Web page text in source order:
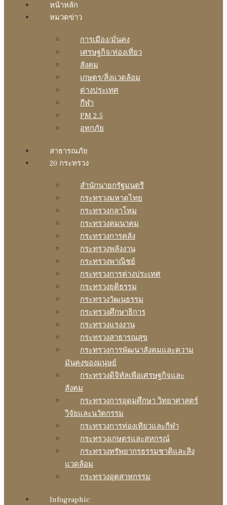
หน้าหลัก
หมวดข่าว
การเมือง/มั่นคง
เศรษฐกิจ/ท่องเที่ยว
สังคม
เกษตร/สิ่งแวดล้อม
ต่างประเทศ
กีฬา
PM 2.5
อุทกภัย
สาธารณภัย
20 กระทรวง
สํานักนายกรัฐมนตรี
กระทรวงมหาดไทย
กระทรวงกลาโหม
กระทรวงคมนาคม
กระทรวงการคลัง
กระทรวงพลังงาน
กระทรวงพาณิชย์
กระทรวงการต่างประเทศ
กระทรวงยุติธรรม
กระทรวงวัฒนธรรม
กระทรวงศึกษาธิการ
กระทรวงแรงงาน
กระทรวงสาธารณสุข
กระทรวงการพัฒนาสังคมและความ
มันคงของมนุษย์
กระทรวงดิจิทัลเพือเศรษฐกิจและ
สังคม
กระทรวงการอุดมศึกษา วิทยาศาสตร์
วิจัยและนวัตกรรม
กระทรวงการท่องเทียวและกีฬา
กระทรวงเกษตรและสหกรณ์
กระทรวงทรัพยากรธรรมชาติและสิง
แวดล้อม
กระทรวงอุตสาหกรรม
Infographic